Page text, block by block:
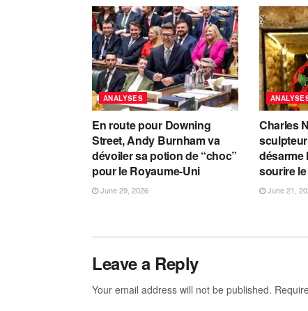
ANALYSES
En route pour Downing
Street, Andy Burnham va
dévoiler sa potion de “choc”
pour le Royaume-Uni
June 29, 2026
Charles
désarme
sourire
June 21,
Leave a Reply
Your email address will not be published.